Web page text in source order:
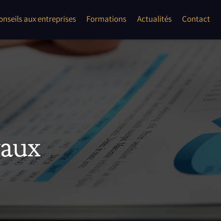
aux entreprises Formations
second oeuvre"
Actualités Contact